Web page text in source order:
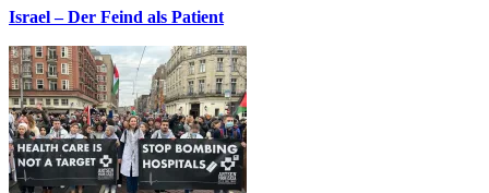
Israel – Der Feind als Patient